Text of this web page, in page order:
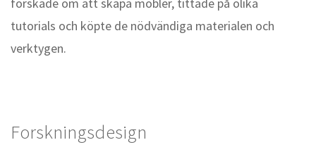
tutorials och köpte de nödvändiga materialen och
verktygen.
Forskningsdesign